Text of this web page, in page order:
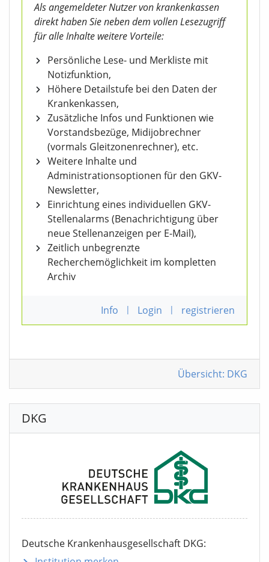
Als angemeldeter Nutzer von krankenkassen
direkt haben Sie neben dem vollen Lesezugriff
für alle Inhalte weitere Vorteile:
Persönliche Lese- und Merkliste mit
Notizfunktion,
Höhere Detailstufe bei den Daten der
Krankenkassen,
Zusätzliche Infos und Funktionen wie
Vorstandsbezüge, Midijobrechner
(vormals Gleitzonenrechner), etc.
Weitere Inhalte und
Administrationsoptionen für den GKV-
Newsletter,
Einrichtung eines individuellen GKV-
Stellenalarms (Benachrichtigung über
neue Stellenanzeigen per E-Mail),
Zeitlich unbegrenzte
Recherchemöglichkeit im kompletten
Archiv
Info | Login | registrieren
Übersicht: DKG
DKG
Deutsche Krankenhausgesellschaft DKG: